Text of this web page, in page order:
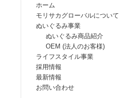
ホーム
モリサカグローバルについて
ぬいぐるみ事業
ぬいぐるみ商品紹介
OEM (法人のお客様)
ライフスタイル事業
採用情報
最新情報
お問い合わせ